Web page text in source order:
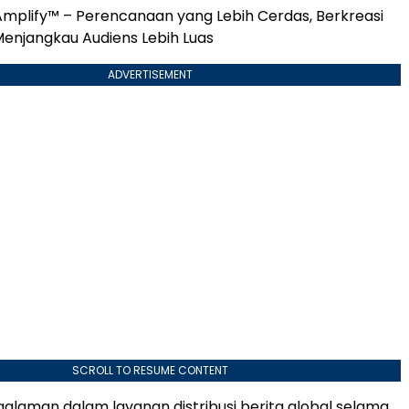
– Perencanaan yang Lebih Cerdas, Berkreasi
Audiens Lebih Luas
ADVERTISEMENT
SCROLL TO RESUME CONTENT